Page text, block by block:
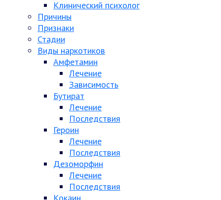
Клинический психолог
Причины
Признаки
Стадии
Виды наркотиков
Амфетамин
Лечение
Зависимость
Бутират
Лечение
Последствия
Героин
Лечение
Последствия
Дезоморфин
Лечение
Последствия